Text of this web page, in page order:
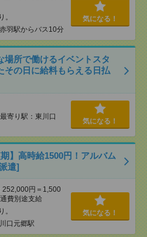
。
赤羽駅からバス10分
気になる！
場所で働けるイベントスタ
の日に給料もらえる日払
寄り駅：東川口
気になる！
】高時給1500円！アルバム
遣]
252,000円＝1,500
費別途支給
。
川口元郷駅
気になる！